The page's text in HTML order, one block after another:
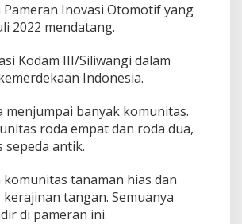
K
i
a
A
t
h
P
r
k
,
Pameran Inovasi Otomotif yang
2022 mendatang.
Kodam III/Siliwangi dalam
Indonesia.
menjumpai banyak komunitas.
roda empat dan roda dua,
antik.
komunitas tanaman hias dan
tangan. Semuanya
di pameran ini.